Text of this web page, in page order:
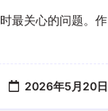
最关心的问题。作
2026年5月20日